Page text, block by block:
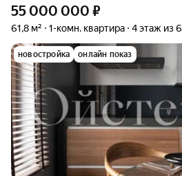
55 000 000 ₽
61,8 м² 1-комн. квартира 4 этаж из 6
новостройка онлайн показ